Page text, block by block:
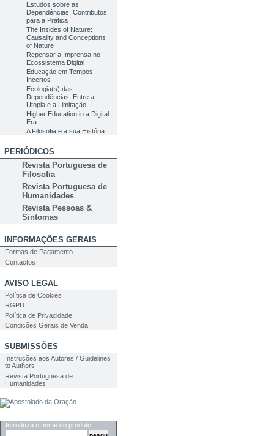
Estudos sobre as
Dependências: Contributos
para a Prática
The Insides of Nature:
Causality and Conceptions
of Nature
Repensar a Imprensa no
Ecossistema Digital
Educação em Tempos
Incertos
Ecologia(s) das
Dependências: Entre a
Utopia e a Limitação
Higher Education in a Digital
Era
A Filosofia e a sua História
PERIÓDICOS
Revista Portuguesa de
Filosofia
Revista Portuguesa de
Humanidades
Revista Pessoas &
Sintomas
INFORMAÇÕES GERAIS
Formas de Pagamento
Contactos
AVISO LEGAL
Política de Cookies
RGPD
Política de Privacidade
Condições Gerais de Venda
SUBMISSÕES
Instruções aos Autores / Guidelines
to Authors
Revista Portuguesa de
Humanidades
Introduza o nome do produto